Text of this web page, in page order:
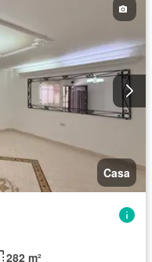
Casa
282 m²